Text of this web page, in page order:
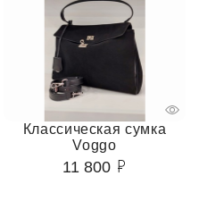
Классическая сумка
Voggo
11 800